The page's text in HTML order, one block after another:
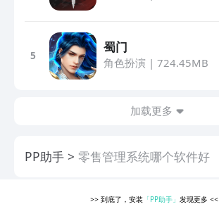
5
蜀门
角色扮演 | 724.45MB
加载更多
PP助手 零售管理系统哪个软件好
>> 到底了，安装 「PP助手」发现更多<<